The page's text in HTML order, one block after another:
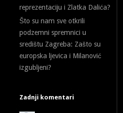
reprezentaciju i Zlatka Dalića?
Što su nam sve otkrili
podzemni spremnici u
središtu Zagreba: Zašto su
europska ljevica i Milanović
izgubljeni?
Zadnji komentari